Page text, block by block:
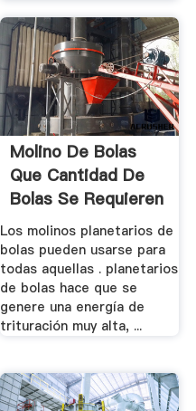
Molino De Bolas
Que Cantidad De
Bolas Se Requieren
Los molinos planetarios de
bolas pueden usarse para
todas aquellas . planetarios
de bolas hace que se
genere una energía de
trituración muy alta, ...